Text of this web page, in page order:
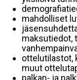
mahdolliset
maksutiedot,
ottelutilastot,
muut
palkan- ja